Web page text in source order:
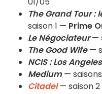
The Grand Tour :
saison 1 — Prime
Le Négociateur—
The Good Wife—
NCIS : Los Angeles
Medium— saisons
Citadel— saison